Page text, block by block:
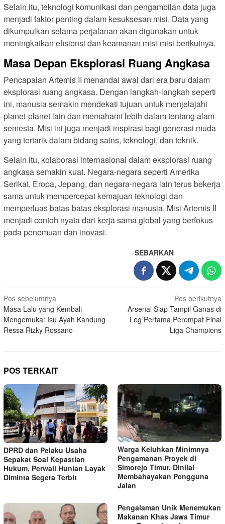
Selain itu, teknologi komunikasi dan pengambilan data juga
menjadi faktor penting dalam kesuksesan misi. Data yang
dikumpulkan selama perjalanan akan digunakan untuk
meningkatkan efisiensi dan keamanan misi-misi berikutnya.
Masa Depan Eksplorasi Ruang Angkasa
Pencapaian Artemis II menandai awal dari era baru dalam
eksplorasi ruang angkasa. Dengan langkah-langkah seperti
ini, manusia semakin mendekati tujuan untuk menjelajahi
planet-planet lain dan memahami lebih dalam tentang alam
semesta. Misi ini juga menjadi inspirasi bagi generasi muda
yang tertarik dalam bidang sains, teknologi, dan teknik.
Selain itu, kolaborasi internasional dalam eksplorasi ruang
angkasa semakin kuat. Negara-negara seperti Amerika
Serikat, Eropa, Jepang, dan negara-negara lain terus bekerja
sama untuk mempercepat kemajuan teknologi dan
memperluas batas-batas eksplorasi manusia. Misi Artemis II
menjadi contoh nyata dari kerja sama global yang berfokus
pada penemuan dan inovasi.
SEBARKAN
N
a
v
g
a
s
i
p
o
s
Pos sebelumnya
Masa Lalu yang Kembali
Mengemuka: Isu Ayah Kandung
Ressa Rizky Rossano
Pos berikutnya
Arsenal Siap Tampil Ganas di
Leg Pertama Perempat Final
Liga Champions
POS TERKAIT
DPRD dan Pelaku Usaha
Sepakat Soal Kepastian
Hukum, Perwali Hunian Layak
Diminta Segera Terbit
Warga Keluhkan Minimnya
Pengamanan Proyek di
Simorejo Timur, Dinilai
Membahayakan Pengguna
Jalan
Pengalaman Unik Menemukan
Makanan Khas Jawa Timur